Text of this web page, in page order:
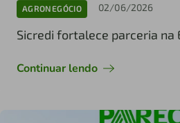
AGRONEGÓCIO 02/06/2026
Sicredi fortalece parceria na
Continuar lendo